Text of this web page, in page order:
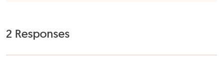
2 Responses